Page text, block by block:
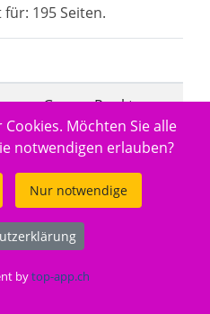
für: 195 Seiten.
GruenePunkt
ElektroG-Zeichen
Standard
EUH208-1
Tuchorazska 1347,
Möchten Sie alle
notwendigen erlauben?
Nur notwendige
bytop-app.ch